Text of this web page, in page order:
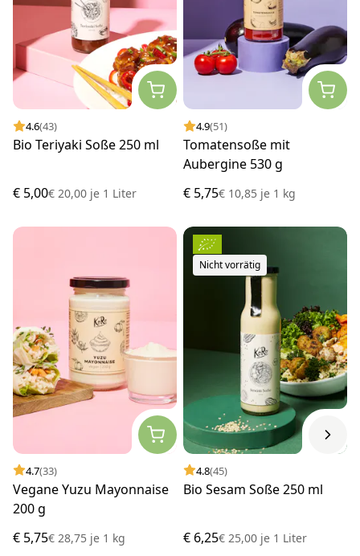
4.6(43)
Bio Teriyaki Soße 250 ml
€ 5,00€ 20,00 je 1 Liter
4.9(51)
Tomatensoße mit
Aubergine 530 g
€ 5,75€ 10,85 je 1 kg
4.7(33)
Vegane Yuzu Mayonnaise
200 g
€ 5,75€ 28,75 je 1 kg
Nicht vorrätig
4.8(45)
Bio Sesam Soße 250 ml
€ 6,25€ 25,00 je 1 Liter